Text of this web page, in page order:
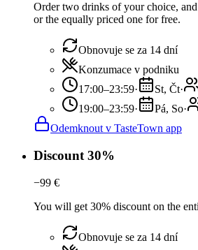
Order two drinks of your choice,
or the equally priced one for free.
Obnovuje se za 14 dní
Konzumace v podniku
17:00–23:59· St, Čt·
19:00–23:59· Pá, So·
Odemknout v TasteTown app
Discount 30%
−99 €
You will get 30% discount on the
Obnovuje se za 14 dní